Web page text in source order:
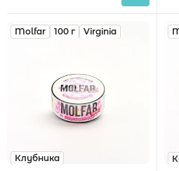
Molfar 100 г Virginia
Клубника